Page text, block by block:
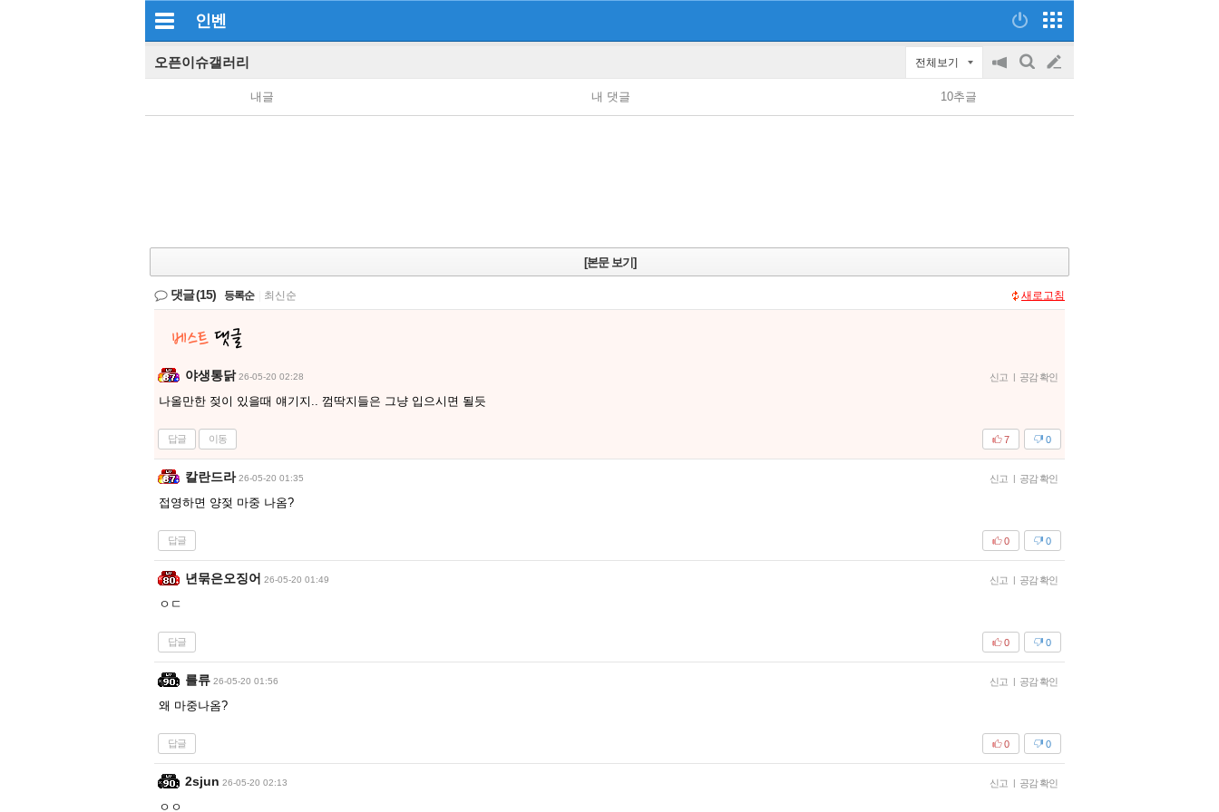
인벤
오픈이슈갤러리 전체보기
공
on/off
검
글
쓰
내글 내 댓글 10추글
[본문 보기]
댓글(15) 등록순 최신순 새로고침
야생통닭 26-05-20 02:28 신고 | 공감 확인
나올만한 젖이 있을때 얘기지.. 껌딱지들은 그냥 입으시면 될듯
답글 이동 0
7
칼란드라 26-05-20 01:35 신고 | 공감 확인
접영하면 양젖 마중 나옴?
답글 0
0
년묶은오징어 26-05-20 01:49 신고 | 공감 확인
ㅇㄷ
답글 0
0
를류 26-05-20 01:56 신고 | 공감 확인
왜 마중나옴?
답글 0
0
2sjun 26-05-20 02:13 신고 | 공감 확인
ㅇㅇ